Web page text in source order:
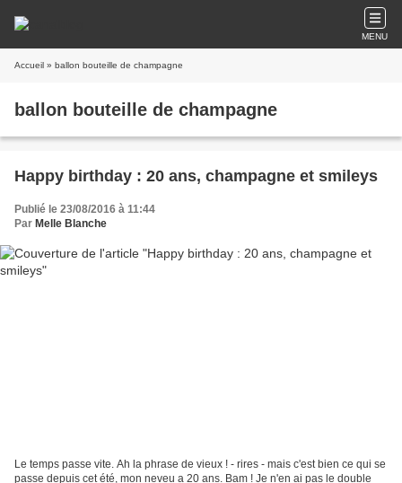
MENU
Accueil » ballon bouteille de champagne
ballon bouteille de champagne
Happy birthday : 20 ans, champagne et smileys
Publié le 23/08/2016 à 11:44
Par Melle Blanche
Le temps passe vite. Ah la phrase de vieux ! - rires - mais c'est bien ce qui se
passe depuis cet été, mon neveu a 20 ans. Bam ! Je n'en ai pas le double